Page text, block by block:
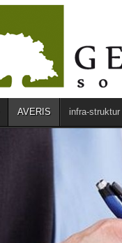
AVERIS infra-struktur